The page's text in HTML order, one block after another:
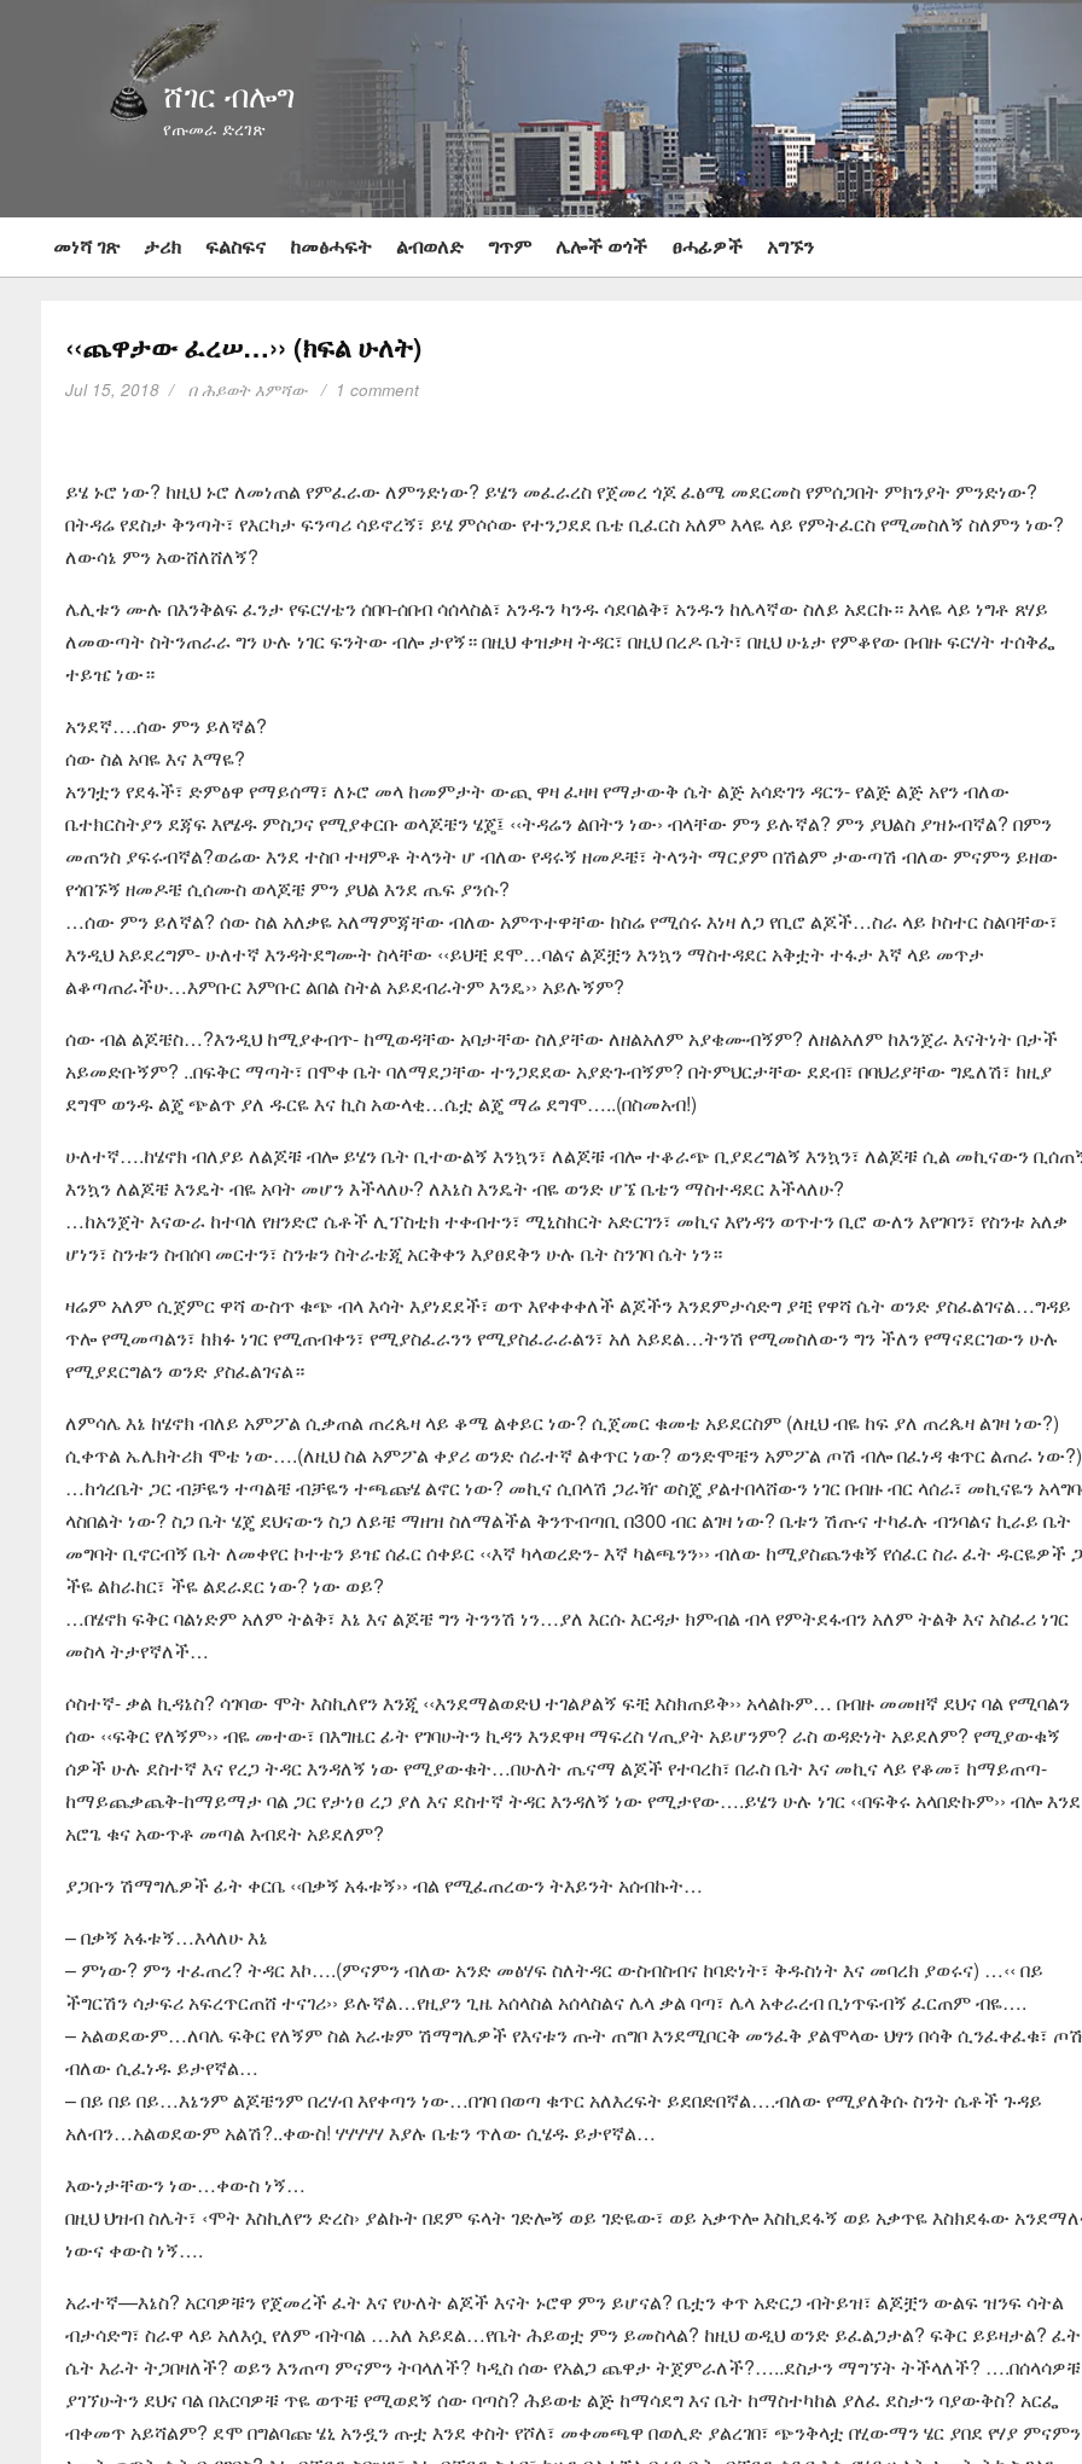
ሸገር ብሎግ
የጡመራ ድረገጽ
መነሻ ገጽ ታሪክ ፍልስፍና ከመፅሓፍት ልብወለድ ግጥም ሌሎች ወጎች ፀሓፊዎች አግኙን
‹‹ጨዋታው ፈረሠ…›› (ክፍል ሁለት)
Jul 15, 2018 በሕይወት እምሻው 1 comment
ይሄ ኑሮ ነው? ከዚህ ኑሮ ለመነጠል የምፈራው ለምንድነው? ይሄን መፈራረስ የጀመረ ጎጆ ፈፅሜ መደርመስ የምሰጋበት ምክንያት ምንድነው?
በትዳሬ የደስታ ቅንጣት፣ የእርካታ ፍንጣሪ ሳይኖረኝ፣ ይሄ ምሶሶው የተንጋደደ ቤቴ ቢፈርስ አለም እላዬ ላይ የምትፈርስ የሚመስለኝ ስለምን ነው?
ለውሳኔ ምን አውሸለሸለኝ?
ሌሊቱን ሙሉ በእንቅልፍ ፈንታ የፍርሃቴን ሰበባ-ሰበብ ሳሰላስል፣ አንዱን ካንዱ ሳደባልቅ፣ አንዱን ከሌላኛው ስለይ አደርኩ። እላዬ ላይ ነግቶ ጸሃይ
ለመውጣት ስትንጠራራ ግን ሁሉ ነገር ፍንትው ብሎ ታየኝ። በዚህ ቀዝቃዛ ትዳር፣ በዚህ በረዶ ቤት፣ በዚህ ሁኔታ የምቆየው በብዙ ፍርሃት ተሰቅፌ
ተይዤ ነው።
አንደኛ….ሰው ምን ይለኛል?
ሰው ስል አባዬ እና እማዬ?
አንገቷን የደፋች፣ ድምፅዋ የማይሰማ፣ ለኑሮ መላ ከመምታት ውጪ ዋዛ ፈዛዛ የማታውቅ ሴት ልጅ አሳድገን ዳርን- የልጅ ልጅ አየን ብለው
ቤተክርስትያን ደጃፍ እየሄዱ ምስጋና የሚያቀርቡ ወላጆቼን ሄጄ፤ ‹‹ትዳሬን ልበትን ነው› ብላቸው ምን ይሉኛል? ምን ያህልስ ያዝኑብኛል? በምን
መጠንስ ያፍሩብኛል?ወሬው እንደ ተስቦ ተዛምቶ ትላንት ሆ ብለው የዳሩኝ ዘመዶቼ፣ ትላንት ማርያም በሽልም ታውጣሽ ብለው ምናምን ይዘው
የጎበኙኝ ዘመዶቼ ሲሰሙስ ወላጆቼ ምን ያህል እንደ ጤፍ ያንሱ?
…ሰው ምን ይለኛል? ሰው ስል አለቃዬ አለማምጃቸው ብለው አምጥተዋቸው ከስሬ የሚሰሩ እነዛ ለጋ የቢሮ ልጆች…ስራ ላይ ኮስተር ስልባቸው፣
እንዲህ አይደረግም- ሁለተኛ እንዳትደግሙት ስላቸው ‹‹ይህቺ ደሞ…ባልና ልጆቿን እንኳን ማስተዳደር አቅቷት ተፋታ እኛ ላይ መጥታ
ልቆጣጠራችሁ…እምቡር እምቡር ልበል ስትል አይደብራትም እንዴ›› አይሉኝም?
ሰው ብል ልጆቼስ…?እንዲህ ከሚያቀብጥ- ከሚወዳቸው አባታቸው ስለያቸው ለዘልአለም አያቄሙብኝም? ለዘልአለም ከእንጀራ እናትነት በታች
አይመድቡኝም? ..በፍቅር ማጣት፣ በሞቀ ቤት ባለማደጋቸው ተንጋደደው አያድጉብኝም? በትምህርታቸው ደደብ፣ በባህሪያቸው ግዴለሽ፣ ከዚያ
ደግሞ ወንዱ ልጄ ጭልጥ ያለ ዱርዬ እና ኪስ አውላቂ…ሴቷ ልጄ ማሬ ደግሞ…..(በስመአብ!)
ሁለተኛ….ከሄኖክ ብለያይ ለልጆቹ ብሎ ይሄን ቤት ቢተውልኝ እንኳን፣ ለልጆቹ ብሎ ተቆራጭ ቢያደረግልኝ እንኳን፣ ለልጆቹ ሲል መኪናውን
እንኳን ለልጆቼ እንዴት ብዬ አባት መሆን እችላለሁ? ለእኔስ እንዴት ብዬ ወንድ ሆኜ ቤቴን ማስተዳደር እችላለሁ?
…ከአንጀት እናውራ ከተባለ የዘንድሮ ሴቶች ሊፕስቲክ ተቀብተን፣ ሚኒስከርት አድርገን፣ መኪና እየነዳን ወጥተን ቢሮ ውለን እየገባን፣ የስንቱ አለቃ
ሆነን፣ ስንቱን ስብሰባ መርተን፣ ስንቱን ስትራቴጂ አርቅቀን እያፀደቅን ሁሉ ቤት ስንገባ ሴት ነን።
ዛሬም አለም ሲጀምር ዋሻ ውስጥ ቁጭ ብላ እሳት እያነደደች፣ ወጥ እየቀቀቀለች ልጆችን እንደምታሳድግ ያቺ የዋሻ ሴት ወንድ ያስፈልገናል…ግዳይ
ጥሎ የሚመጣልን፣ ከክፉ ነገር የሚጠብቀን፣ የሚያስፈራንን የሚያስፈራራልን፣ አለ አይደል…ትንሽ የሚመስለውን ግን ችለን የማናደርገውን ሁሉ
የሚያደርግልን ወንድ ያስፈልገናል።
ለምሳሌ እኔ ከሄኖክ ብለይ አምፖል ሲቃጠል ጠረጴዛ ላይ ቆሜ ልቀይር ነው? ሲጀመር ቁመቴ አይደርስም (ለዚህ ብዬ ከፍ ያለ ጠረጴዛ ልገዛ ነው?)
ሲቀጥል ኤሌክትሪክ ሞቴ ነው….(ለዚህ ስል አምፖል ቀያሪ ወንድ ሰራተኛ ልቀጥር ነው? ወንድሞቼን አምፖል ጦሽ ብሎ በፈነዳ ቁጥር ልጠራ ነው?)
…ከጎረቤት ጋር ብቻዬን ተጣልቼ ብቻዬን ተጫጩሄ ልኖር ነው? መኪና ሲበላሽ ጋራዥ ወስጄ ያልተበላሸውን ነገር በብዙ ብር ላሰራ፣ መኪናዬን
ላስበልት ነው? ስጋ ቤት ሄጄ ደህናውን ስጋ ለይቼ ማዘዝ ስለማልችል ቅንጥብጣቢ በ300 ብር ልገዛ ነው? ቤቱን ሽጡና ተካፈሉ ብንባልና ኪራይ ቤት
መግባት ቢኖርብኝ ቤት ለመቀየር ኮተቴን ይዤ ሰፈር ሰቀይር ‹‹እኛ ካላወረድን- እኛ ካልጫንን›› ብለው ከሚያስጨንቁኝ የሰፈር ስራ ፈት ዱርዬዎች
ችዬ ልከራከር፣ ችዬ ልደራደር ነው? ነው ወይ?
…በሄኖክ ፍቅር ባልነድም አለም ትልቅ፣ እኔ እና ልጆቼ ግን ትንንሽ ነን…ያለ እርሱ እርዳታ ክምብል ብላ የምትደፋብን አለም ትልቅ እና አስፈሪ ነገር
መስላ ትታየኛለች…
ሶስተኛ- ቃል ኪዳኔስ? ሳገባው ሞት እስኪለየን እንጂ ‹‹እንደማልወድህ ተገልፆልኝ ፍቺ እስክጠይቅ›› አላልኩም… በብዙ መመዘኛ ደህና ባል የሚባልን
ሰው ‹‹ፍቅር የለኝም›› ብዬ መተው፣ በእግዜር ፊት የገባሁትን ኪዳን እንደዋዛ ማፍረስ ሃጢያት አይሆንም? ራስ ወዳድነት አይደለም? የሚያውቁኝ
ሰዎች ሁሉ ደስተኛ እና የረጋ ትዳር እንዳለኝ ነው የሚያውቁት…በሁለት ጤናማ ልጆች የተባረከ፣ በራስ ቤት እና መኪና ላይ የቆመ፣ ከማይጠጣ-
ከማይጨቃጨቅ-ከማይማታ ባል ጋር የታነፀ ረጋ ያለ እና ደስተኛ ትዳር እንዳለኝ ነው የሚታየው….ይሄን ሁሉ ነገር ‹‹በፍቅሩ አላበድኩም›› ብሎ እንደ
አሮጌ ቁና አውጥቶ መጣል እብደት አይደለም?
ያጋቡን ሽማግሌዎች ፊት ቀርቤ ‹‹በቃኝ አፋቱኝ›› ብል የሚፈጠረውን ትእይንት አሰብኩት…
– በቃኝ አፋቱኝ…እላለሁ እኔ
– ምነው? ምን ተፈጠረ? ትዳር እኮ….(ምናምን ብለው አንድ መፅሃፍ ስለትዳር ውስብስብና ከባድነት፣ ቅዱስነት እና መባረክ ያወሩና) …‹‹ በይ
ችግርሽን ሳታፍሪ አፍረጥርጠሸ ተናገሪ›› ይሉኛል…የዚያን ጊዜ አሰላስል አሰላስልና ሌላ ቃል ባጣ፣ ሌላ አቀራረብ ቢነጥፍብኝ ፈርጠም ብዬ….
– አልወደውም…ለባሌ ፍቅር የለኝም ስል አራቱም ሽማግሌዎች የእናቱን ጡት ጠግቦ እንደሚቦርቅ መንፈቅ ያልሞላው ህፃን በሳቅ ሲንፈቀፈቁ፣ ጦሽ
ብለው ሲፈነዱ ይታየኛል…
– በይ በይ በይ…እኔንም ልጆቼንም በረሃብ እየቀጣን ነው…በገባ በወጣ ቁጥር አለእረፍት ይደበድበኛል….ብለው የሚያለቅሱ ስንት ሴቶች ጉዳይ
አለብን…አልወደውም አልሽ?..ቀውስ! ሃሃሃሃሃ እያሉ ቤቴን ጥለው ሲሄዱ ይታየኛል…
እውነታቸውን ነው…ቀውስ ነኝ…
በዚህ ህዝብ ስሌት፣ ‹ሞት እስኪለየን ድረስ› ያልኩት በደም ፍላት ገድሎኝ ወይ ገድዬው፣ ወይ አቃጥሎ እስኪደፋኝ ወይ አቃጥዬ እስክደፋው
ነውና ቀውስ ነኝ….
አራተኛ—እኔስ? አርባዎቹን የጀመረች ፈት እና የሁለት ልጆች እናት ኑሮዋ ምን ይሆናል? ቤቷን ቀጥ አድርጋ ብትይዝ፣ ልጆቿን ውልፍ ዝንፍ ሳትል
ብታሳድግ፣ ስራዋ ላይ አለእሷ የለም ብትባል …አለ አይደል…የቤት ሕይወቷ ምን ይመስላል? ከዚህ ወዲህ ወንድ ይፈልጋታል? ፍቅር ይይዛታል? ፈት
ሴት እራት ትጋበዛለች? ወይን እንጠጣ ምናምን ትባላለች? ካዲስ ሰው የአልጋ ጨዋታ ትጀምራለች?…..ደስታን ማግኘት ትችላለች? ….በሰላሳዎቹ
ያገኘሁትን ደህና ባል በአርባዎቹ ጥዬ ወጥቼ የሚወደኝ ሰው ባጣስ? ሕይወቴ ልጅ ከማሳደግ እና ቤት ከማስተካከል ያለፈ ደስታን ባያውቅስ? አርፌ
ብቀመጥ አይሻልም? ደሞ በግልባጩ ሄኒ አንዷን ጡቷ እንደ ቀስት የሾለ፣ መቀመጫዋ በወሊድ ያልረገበ፣ ጭንቅላቷ በሂውማን ሄር ያበደ የሃያ ምናምን